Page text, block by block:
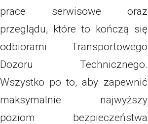
prace serwisowe oraz
przeglądu, które to kończą się
odbiorami Transportowego
Dozoru Technicznego.
Wszystko po to, aby zapewnić
maksymalnie najwyższy
poziom bezpieczeństwa